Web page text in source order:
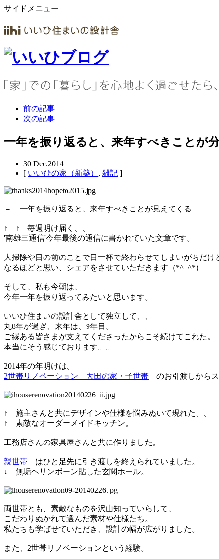
サイドメニュー
前の記事
次の記事
一年を振り返ると、来年すべきことが
30 Dec.2014
[ いいひの家（新築） , 雑記 ]
－ 一年を振り返ると、来年すべきことが見えてくる
↑ ↑ 毎週明け届く、、
'南雄三通信'今年最後の通信に書かれていた文章です。
大掃除や目の前のことで目一杯で終わらせてしまいがちだけ
なるほどと思い、シェアをさせていただきます（*^_^*）
そして、私も今朝は、
今年一年を振り返ってみたいと思います。
いいひ住まいの設計舎として独立して、、
丸8年が過ぎ、来年は、9年目。
ご縁ある皆さまが支えてくださったからこそ続けてこれた。
本当にそう感じております。。
2014年の年明けは、
2世帯リノベーション 大田の家・子世帯 のお引渡しからス
↑ 施主さんと共にデザインや仕様を悩みぬいて現れた、、
↑ 素敵なオーダーメイドキッチン。
工務店さんの家具屋さんと共に作りました。
親世帯 はひと足先に引き渡しを終えられていました。
↓ 無垢ヘリンボーン貼した玄関ホール。
両世帯とも、素敵なものを沢山知っていらして、
こだわりぬかれて選んだ素材や仕様たち。
私たちも学ばせていただき、設計の幅が広がりました。
また、2世帯リノベーションという経験。